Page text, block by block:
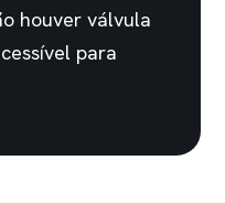
houver válvula
para